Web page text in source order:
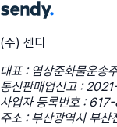
(주) 센디
대표 : 염상준화물운송
통신판매업신고 :
사업자 등록번호 :
주소 : 부산광역시 부